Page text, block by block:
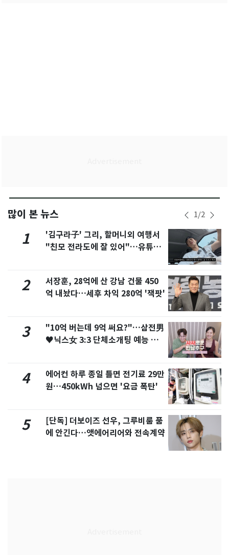
많이 본 뉴스 1/2
1
'김구라子' 그리, 할머니외 여행서
"친모 전라도에 잘 있어"…유튜브
2
서장훈, 28억에 산 강남 건물 450
억 내놨다…세후 차익 280억 '잭팟'
3
"10억 버는데 9억 써요?"…삼전男
♥닉스女 3:3 단체소개팅 예능 화
4
에어컨 하루 종일 틀면 전기료 29만
원…450kWh 넘으면 '요금 폭탄'
5
[단독] 더보이즈 선우, 그루비룸 품
에 안긴다…앳에어리어와 전속계약